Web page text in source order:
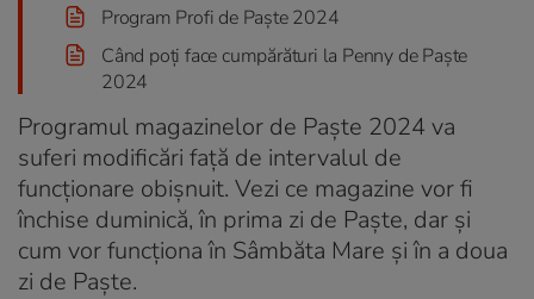
Program Profi de Paşte 2024
Când poţi face cumpărături la Penny de Paşte
2024
Programul magazinelor de Paște 2024 va
suferi modificări faţă de intervalul de
funcţionare obişnuit. Vezi ce magazine vor fi
închise duminică, în prima zi de Paște, dar și
cum vor funcționa în Sâmbăta Mare şi în a doua
zi de Paște.